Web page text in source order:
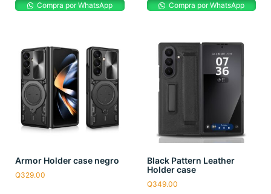
Compra por WhatsApp Compra por WhatsApp
Armor Holder case negro
Q329.00
Black Pattern Leather
Holder case
Q349.00